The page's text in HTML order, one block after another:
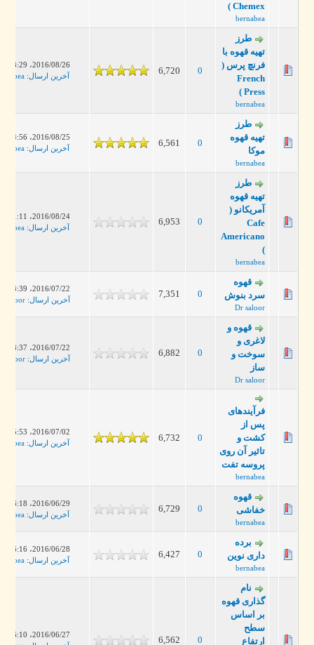
Chemex )
bernabea
طرز
تهیه قهوه با
فرنچ پرس (
French
Press )
bernabea
0
6,720
2016/08/26، 03:29 PM
آخرین ارسال :
bernabea
طرز
تهیه قهوه
موکا
bernabea
6,561
2016/08/25، 04:56 PM
آخرین ارسال :
bernabea
طرز
تهیه قهوه
آمریکانو (
Cafe
Americano
bernabea
6,953
2016/08/24، 11:11 PM
آخرین ارسال :
bernabea
قهوه
سرد بنوش
Dr saloor
7,351
2016/07/22، 03:39 PM
آخرین ارسال :
Dr saloor
قهوه و
لاغری و
سوخت و
Dr saloor
6,882
2016/07/22، 03:37 PM
آخرین ارسال :
Dr saloor
فرآیندهای
پس از
کشت و
تاثیر آن روی
پروسه تفت
bernabea
6,732
2016/07/02، 05:53 PM
آخرین ارسال :
bernabea
قهوه
خفاشی
bernabea
6,729
2016/06/29، 06:18 PM
آخرین ارسال :
bernabea
برده
داری نوین
bernabea
6,427
2016/06/28، 06:16 PM
آخرین ارسال :
bernabea
نام
گذاری قهوه
بر اساس
سطح
ارتفاع
6,562
2016/06/27، 06:10 PM